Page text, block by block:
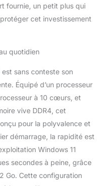
fournie, un petit plus qui
cet investissement
quotidien
sans conteste son
Équipé d’un processeur
à 10 cœurs, et
vive DDR4, cet
pour la polyvalence et
démarrage, la rapidité est
Windows 11
secondes à peine, grâce
Go. Cette configuration